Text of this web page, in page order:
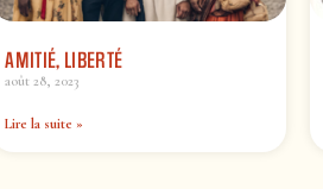
AMITIÉ, LIBERTÉ
août 28, 2023
Lire la suite »